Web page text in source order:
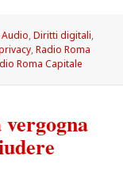
Categorie
Audio,Diritti digitali,
,Radio Roma
Roma Capitale